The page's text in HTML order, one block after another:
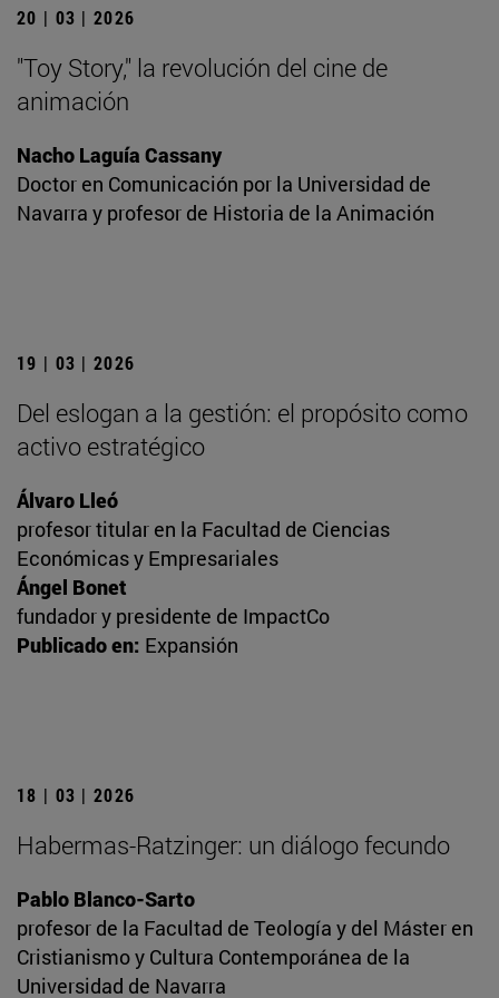
20 | 03 | 2026
"Toy Story," la revolución del cine de
animación
Nacho Laguía Cassany
Doctor en Comunicación por la Universidad de
Navarra y profesor de Historia de la Animación
19 | 03 | 2026
Del eslogan a la gestión: el propósito como
activo estratégico
Álvaro Lleó
profesor titular en la Facultad de Ciencias
Económicas y Empresariales
Ángel Bonet
fundador y presidente de ImpactCo
Publicado en: Expansión
18 | 03 | 2026
Habermas-Ratzinger: un diálogo fecundo
Pablo Blanco-Sarto
profesor de la Facultad de Teología y del Máster en
Cristianismo y Cultura Contemporánea de la
Universidad de Navarra